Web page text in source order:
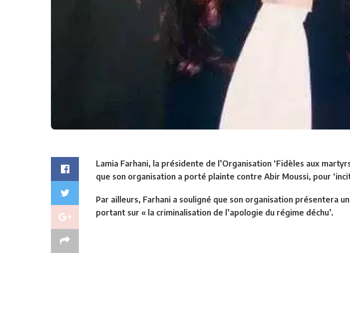
Lamia Farhani, la présidente de l’Organisation ‘Fidèles aux
que son organisation a porté plainte contre Abir Moussi, pour
Par ailleurs, Farhani a souligné que son organisation présentera
portant sur « la criminalisation de l’apologie du régime déchu’.